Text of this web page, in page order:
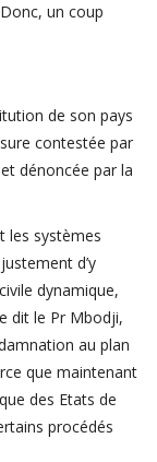
un coup
de son pays
contestée par
dénoncée par la
les systèmes
d’y
dynamique,
dit le Pr Mbodji,
au plan
que maintenant
des Etats de
procédés